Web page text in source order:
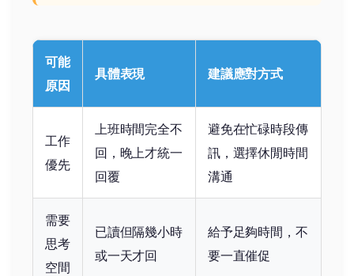
可能
原因
具體表現 建議應對方式
工作
優先
上班時間完全不
回，晚上才統一
回覆
避免在忙碌時段傳
訊，選擇休閒時間
溝通
需要
思考
空間
已讀但隔幾小時
或一天才回
給予足夠時間，不
要一直催促